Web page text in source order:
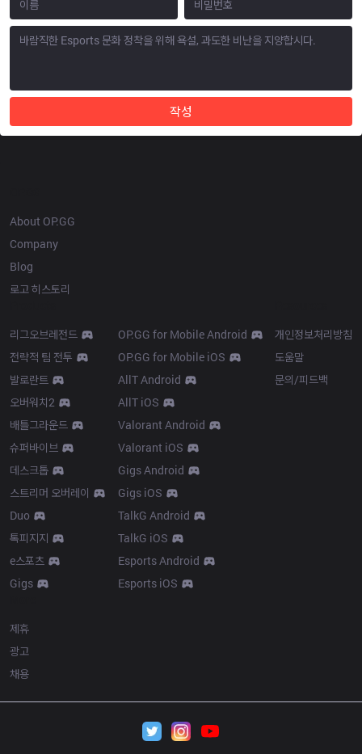
작성
About OP.GG
Company
Blog
로고 히스토리
리그오브레전드
전략적 팀 전투
발로란트
오버워치2
배틀그라운드
슈퍼바이브
데스크톱
스트리머 오버레이
Duo
톡피지지
e스포츠
Gigs
OP.GG for Mobile Android
OP.GG for Mobile iOS
AllT Android
AllT iOS
Valorant Android
Valorant iOS
Gigs Android
Gigs iOS
TalkG Android
TalkG iOS
Esports Android
Esports iOS
개인정보처리방침
도움말
문의/피드백
제휴
광고
채용